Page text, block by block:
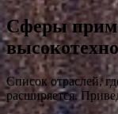
Сферы
Список отраслей,
расширяется.